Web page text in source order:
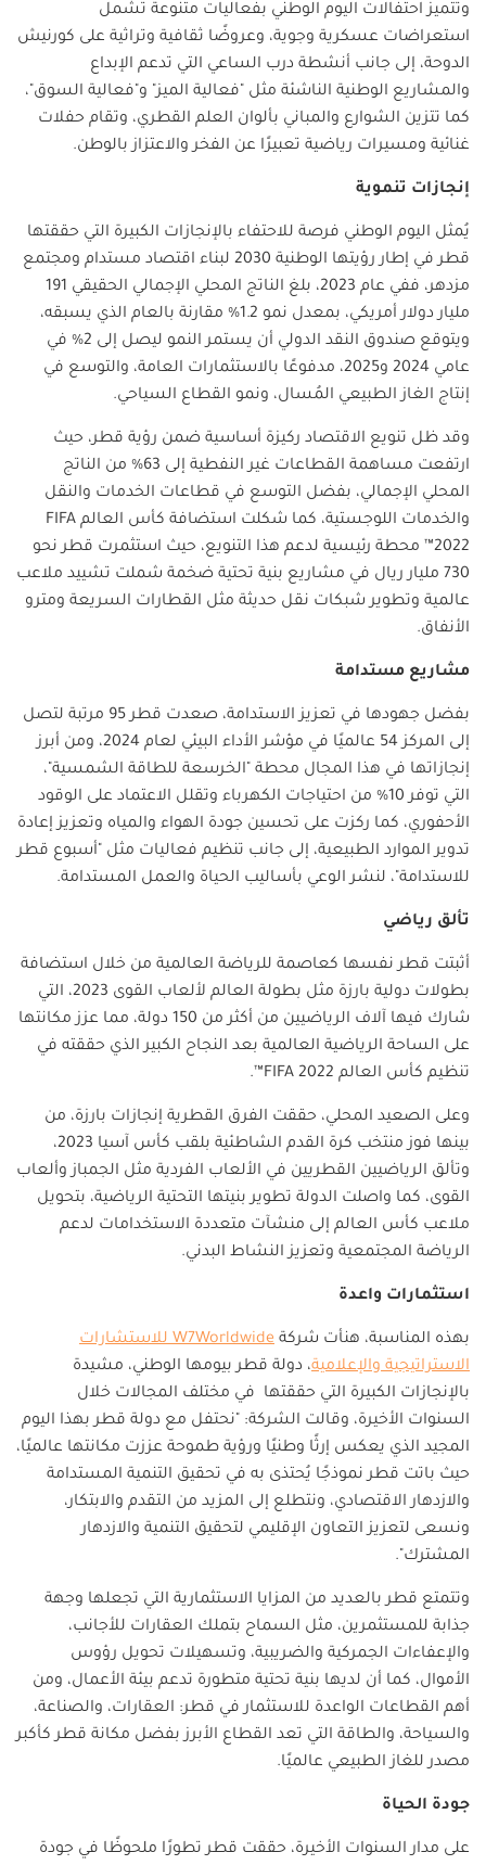
وتتميز احتفالات اليوم الوطني بفعاليات متنوعة تشمل
استعراضات عسكرية وجوية، وعروضًا ثقافية وتراثية على كورنيش
الدوحة، إلى جانب أنشطة درب الساعي التي تدعم الإبداع
والمشاريع الوطنية الناشئة مثل "فعالية الميز" و"فعالية السوق"،
كما تتزين الشوارع والمباني بألوان العلم القطري، وتقام حفلات
غنائية ومسيرات رياضية تعبيرًا عن الفخر والاعتزاز بالوطن.
إنجازات تنموية
يُمثل اليوم الوطني فرصة للاحتفاء بالإنجازات الكبيرة التي حققتها
قطر في إطار رؤيتها الوطنية 2030 لبناء اقتصاد مستدام ومجتمع
مزدهر، ففي عام 2023، بلغ الناتج المحلي الإجمالي الحقيقي 191
مليار دولار أمريكي، بمعدل نمو 1.2% مقارنة بالعام الذي يسبقه،
ويتوقع صندوق النقد الدولي أن يستمر النمو ليصل إلى 2% في
عامي 2024 و2025، مدفوعًا بالاستثمارات العامة، والتوسع في
إنتاج الغاز الطبيعي المُسال، ونمو القطاع السياحي.
وقد ظل تنويع الاقتصاد ركيزة أساسية ضمن رؤية قطر، حيث
ارتفعت مساهمة القطاعات غير النفطية إلى 63% من الناتج
المحلي الإجمالي، بفضل التوسع في قطاعات الخدمات والنقل
والخدمات اللوجستية، كما شكلت استضافة كأس العالم FIFA
2022™ محطة رئيسية لدعم هذا التنويع، حيث استثمرت قطر نحو
730 مليار ريال في مشاريع بنية تحتية ضخمة شملت تشييد ملاعب
عالمية وتطوير شبكات نقل حديثة مثل القطارات السريعة ومترو
الأنفاق.
مشاريع مستدامة
بفضل جهودها في تعزيز الاستدامة، صعدت قطر 95 مرتبة لتصل
إلى المركز 54 عالميًا في مؤشر الأداء البيئي لعام 2024، ومن أبرز
إنجازاتها في هذا المجال محطة "الخرسعة للطاقة الشمسية"،
التي توفر 10% من احتياجات الكهرباء وتقلل الاعتماد على الوقود
الأحفوري، كما ركزت على تحسين جودة الهواء والمياه وتعزيز إعادة
تدوير الموارد الطبيعية، إلى جانب تنظيم فعاليات مثل "أسبوع قطر
للاستدامة"، لنشر الوعي بأساليب الحياة والعمل المستدامة.
تألق رياضي
أثبتت قطر نفسها كعاصمة للرياضة العالمية من خلال استضافة
بطولات دولية بارزة مثل بطولة العالم لألعاب القوى 2023، التي
شارك فيها آلاف الرياضيين من أكثر من 150 دولة، مما عزز مكانتها
على الساحة الرياضية العالمية بعد النجاح الكبير الذي حققته في
تنظيم كأس العالم FIFA 2022
™.
وعلى الصعيد المحلي، حققت الفرق القطرية إنجازات بارزة، من
بينها فوز منتخب كرة القدم الشاطئية بلقب كأس آسيا 2023،
وتألق الرياضيين القطريين في الألعاب الفردية مثل الجمباز وألعاب
القوى، كما واصلت الدولة تطوير بنيتها التحتية الرياضية، بتحويل
ملاعب كأس العالم إلى منشآت متعددة الاستخدامات لدعم
الرياضة المجتمعية وتعزيز النشاط البدني.
استثمارات واعدة
بهذه المناسبة، هنأت شركة W7Worldwideللاستشارات
الاستراتيجية والإعلامية، دولة قطر بيومها الوطني، مشيدة
بالإنجازات الكبيرة التي حققتها في مختلف المجالات خلال
السنوات الأخيرة، وقالت الشركة: "نحتفل مع دولة قطر بهذا اليوم
المجيد الذي يعكس إرثًا وطنيًا ورؤية طموحة عززت مكانتها عالميًا،
حيث باتت قطر نموذجًا يُحتذى به في تحقيق التنمية المستدامة
والازدهار الاقتصادي، ونتطلع إلى المزيد من التقدم والابتكار،
ونسعى لتعزيز التعاون الإقليمي لتحقيق التنمية والازدهار
المشترك".
وتتمتع قطر بالعديد من المزايا الاستثمارية التي تجعلها وجهة
جذابة للمستثمرين، مثل السماح بتملك العقارات للأجانب،
والإعفاءات الجمركية والضريبية، وتسهيلات تحويل رؤوس
الأموال، كما أن لديها بنية تحتية متطورة تدعم بيئة الأعمال، ومن
أهم القطاعات الواعدة للاستثمار في قطر: العقارات، والصناعة،
والسياحة، والطاقة التي تعد القطاع الأبرز بفضل مكانة قطر كأكبر
مصدر للغاز الطبيعي عالميًا.
جودة الحياة
على مدار السنوات الأخيرة، حققت قطر تطورًا ملحوظًا في جودة